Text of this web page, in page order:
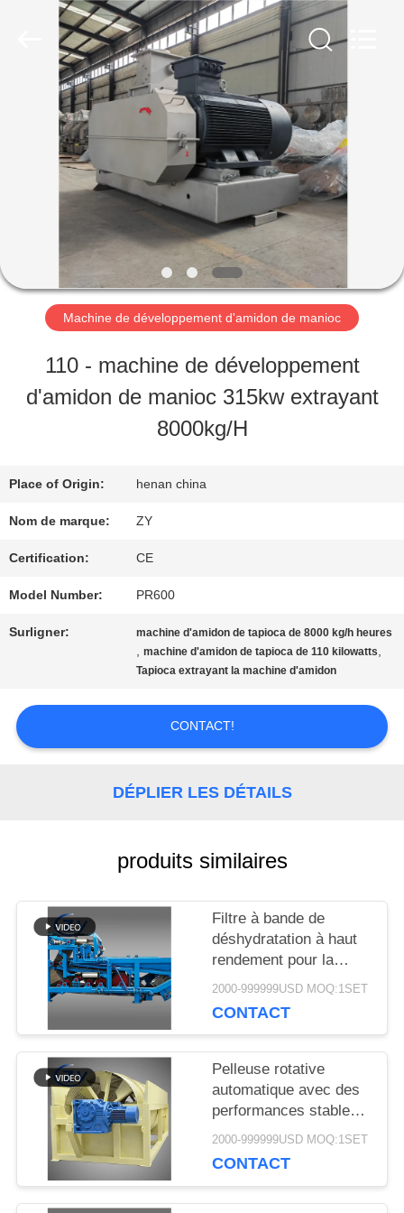
MAISON
PRODUITS
SUJET
DES
VISITE
CONTRÔLE
DE
QUALITÉ
CONTACTEZ-
NOUS
CITATION
PLAN
SITE
PRIVACY
POLICY
Machine de développement d'amidon de manioc
110 - machine de développement
d'amidon de manioc 315kw extrayant
8000kg/H
Place of Origin: henan china
Nom de marque: ZY
Certification: CE
Model Number: PR600
Surligner: machine d'amidon de tapioca de 8000 kg/h heures
,machine d'amidon de tapioca de 110 kilowatts,
Tapioca extrayant la machine d'amidon
CONTACT!
DÉPLIER LES DÉTAILS
produits similaires
Filtre à bande de
déshydratation à haut
rendement pour la
déshydratation stable
lignes de production de
l'amidon de manioc
2000-999999USD MOQ:1SET
CONTACT
Pelleuse rotative
automatique avec des
performances stables
pour la production
de pommes de terre
2000-999999USD MOQ:1SET
CONTACT